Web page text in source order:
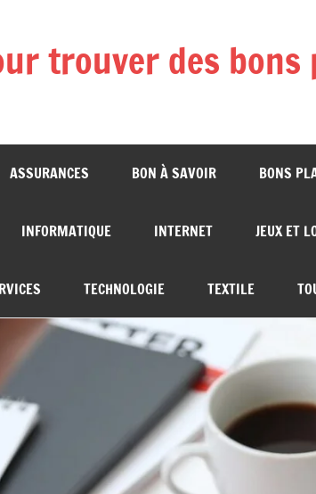
trouver des
ASSURANCES BON À SAVOIR BONS
INFORMATIQUE INTERNET JEUX ET
TECHNOLOGIE TEXTILE